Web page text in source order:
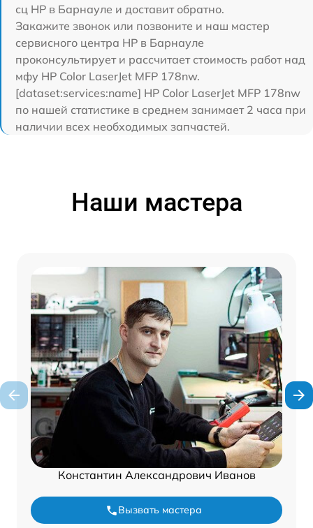
сц HP в Барнауле и доставит обратно.
Закажите звонок или позвоните и наш мастер
сервисного центра HP в Барнауле
проконсультирует и рассчитает стоимость работ над
мфу HP Color LaserJet MFP 178nw.
[dataset:services:name] HP Color LaserJet MFP 178nw
по нашей статистике в среднем занимает 2 часа при
наличии всех необходимых запчастей.
Наши мастера
Константин Александрович Иванов
Вызвать мастера